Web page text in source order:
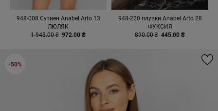
948-008 Сутиен Anabel Arto 13
ЛЮЛЯК
1 943.00 ₴ 972.00 ₴
948-220 плувки Anabel Arto 28
ФУКСИЯ
890.00 ₴ 445.00 ₴
-50%